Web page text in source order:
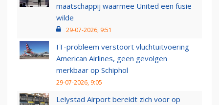
maatschappij waarmee United een fusie
wilde
29-07-2026, 9:51
IT-probleem verstoort vluchtuitvoering
American Airlines, geen gevolgen
merkbaar op Schiphol
29-07-2026, 9:05
Lelystad Airport bereidt zich voor op